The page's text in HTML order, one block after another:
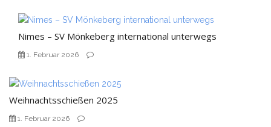
Nimes – SV Mönkeberg international unterwegs
1. Februar 2026
Weihnachtsschießen 2025
1. Februar 2026